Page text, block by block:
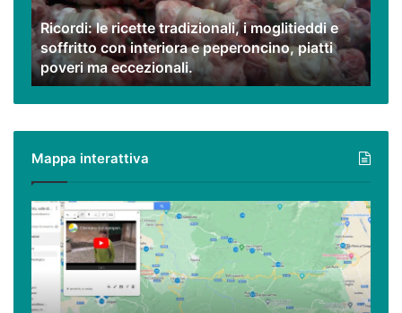
e
soffritto
con
interiora
e
peperoncino,
ma
eccezionali.
Ricordi: le ricette tradizionali, i moglitieddi e
soffritto con interiora e peperoncino, piatti
poveri ma eccezionali.
Mappa interattiva
Cilento,
Vallo
di
Diano
ed
Alburni